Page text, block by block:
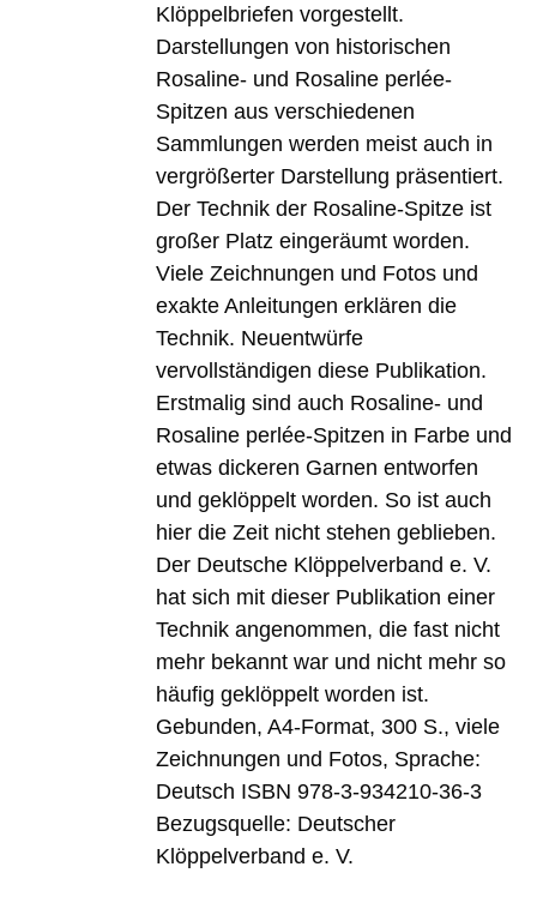
Klöppelbriefen vorgestellt.
Darstellungen von historischen
Rosaline- und Rosaline perlée-
Spitzen aus verschiedenen
Sammlungen werden meist auch in
vergrößerter Darstellung präsentiert.
Der Technik der Rosaline-Spitze ist
großer Platz eingeräumt worden.
Viele Zeichnungen und Fotos und
exakte Anleitungen erklären die
Technik. Neuentwürfe
vervollständigen diese Publikation.
Erstmalig sind auch Rosaline- und
Rosaline perlée-Spitzen in Farbe und
etwas dickeren Garnen entworfen
und geklöppelt worden. So ist auch
hier die Zeit nicht stehen geblieben.
Der Deutsche Klöppelverband e. V.
hat sich mit dieser Publikation einer
Technik angenommen, die fast nicht
mehr bekannt war und nicht mehr so
häufig geklöppelt worden ist.
Gebunden, A4-Format, 300 S., viele
Zeichnungen und Fotos, Sprache:
Deutsch ISBN 978-3-934210-36-3
Bezugsquelle: Deutscher
Klöppelverband e. V.